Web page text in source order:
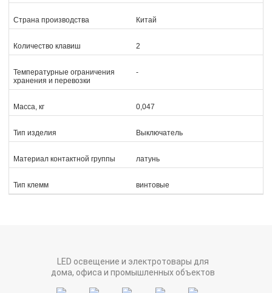
Страна производства Китай
Количество клавиш 2
Температурные ограничения
хранения и перевозки
-
Масса, кг 0,047
Тип изделия Выключатель
Материал контактной группы латунь
Тип клемм винтовые
LED освещение и электротовары для
дома, офиса и промышленных объектов